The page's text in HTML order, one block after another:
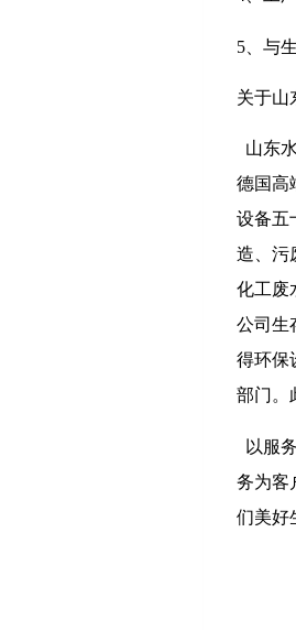
5、与
关于山
山东
德国高
设备五
造、污
化工废
公司生
得环保
部门。
以服
务为客
们美好
山
刘